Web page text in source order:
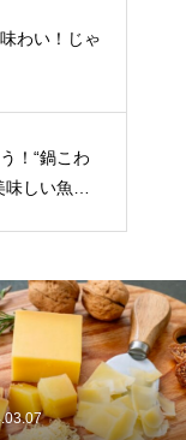
わい！じゃ
！“鍋こわ
しい魚。